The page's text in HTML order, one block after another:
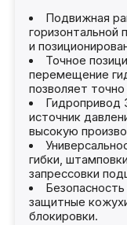
Подвижная
горизонтальной
и
Точное
перемещение
позволяет
источник
высокую
гибки,
запрессовки
защитные
блокировки.